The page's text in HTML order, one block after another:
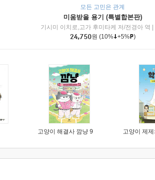
| 제이브리즈북스
모든 고민은 관계
미움받을 용기 (특별합본판)
기시미 이치로,고가 후미타케 저/전경아 역
24,750원 (10% +5% )
고양이 해결사 깜냥 9